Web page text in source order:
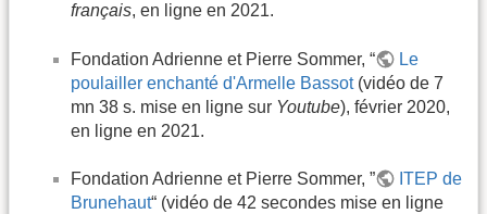
français, en ligne en 2021.
Fondation Adrienne et Pierre Sommer, “
Le
poulailler enchanté d'Armelle Bassot(vidéo de 7
mn 38 s. mise en ligne sur Youtube), février 2020,
en ligne en 2021.
Fondation Adrienne et Pierre Sommer, ”
ITEP de
Brunehaut“ (vidéo de 42 secondes mise en ligne